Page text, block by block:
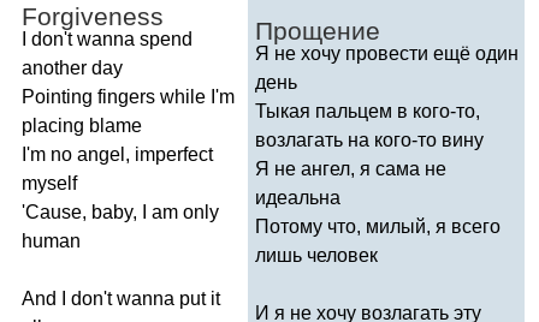
Forgiveness
don't wanna spend
another day
Pointing fingers while I'm
placing blame
I'm no angel , imperfect
myself
'Cause, baby, am only
human
And don't wanna put it
Прощение
Я не хочу провести ещё один
день
Тыкая пальцем в кого-то,
возлагать на кого-то вину
Я не ангел, я сама не
идеальна
Потому что, милый, я всего
лишь человек
И я не хочу возлагать эту